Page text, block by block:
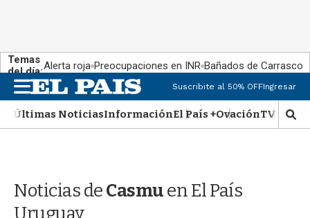
Temas
del día:Alerta roja Preocupaciones en INR Bañados de Carrasco
M
e
n
u
Suscribite al 50% OFFIngresar
Últimas NoticiasInformaciónEl País +OvaciónTV Show
M
o
Noticias deCasmuen El País
Uruguay